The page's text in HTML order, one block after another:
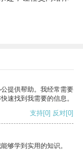
提供帮助。我经常需要
速找到我需要的信息。
支持[0] 反对[0]
够学到实用的知识。